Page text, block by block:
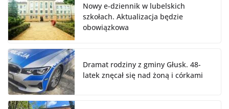
Nowy e-dziennik w lubelskich
szkołach. Aktualizacja będzie
obowiązkowa
Dramat rodziny z gminy Głusk. 48-
latek znęcał się nad żoną i córkami